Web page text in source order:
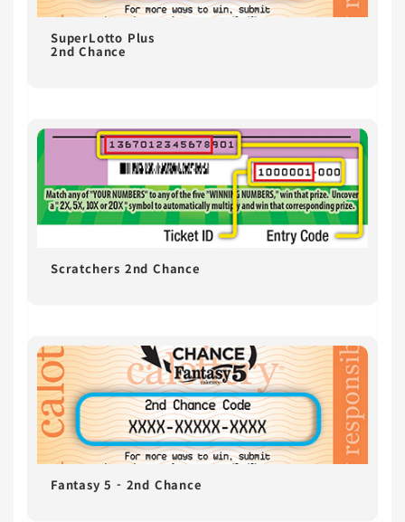
SuperLotto Plus
2nd Chance
Scratchers 2nd Chance
Fantasy 5 - 2nd Chance